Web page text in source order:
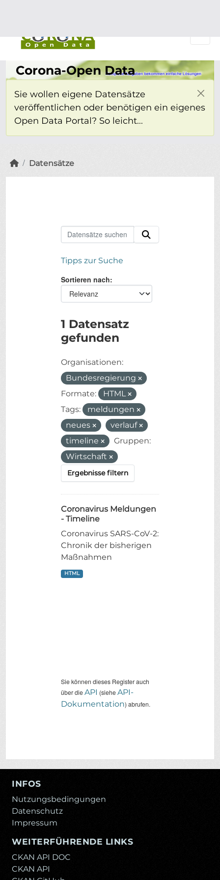
Corona-Open Data
Sie wollen eigene Datensätze
veröffentlichen oder benötigen ein eigenes
Open Data Portal? So leicht...
Datensätze
Tipps zur Suche
Sortieren nach
1 Datensatz
gefunden
Organisationen:
Bundesregierung
Formate:
HTML
Tags:
meldungen
neues
verlauf
timeline
Gruppen:
Wirtschaft
Ergebnisse filtern
Coronavirus Meldungen
- Timeline
Coronavirus SARS-CoV-2:
Chronik der bisherigen
Maßnahmen
HTML
Sie können dieses Register auch
über dieAPI (sieheAPI-
Dokumentation) abrufen.
INFOS
Nutzungsbedingungen
Datenschutz
Impressum
WEITERFÜHRENDE LINKS
CKAN API DOC
CKAN API